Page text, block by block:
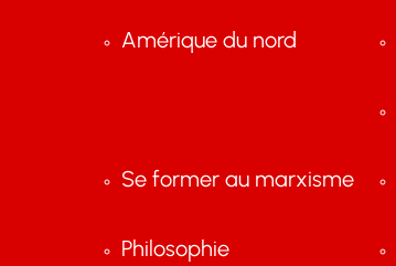
Amérique du nord
Se former au marxisme
Philosophie